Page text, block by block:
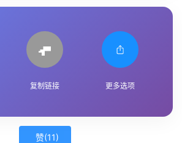
复制链接 更多选项
赞(11)